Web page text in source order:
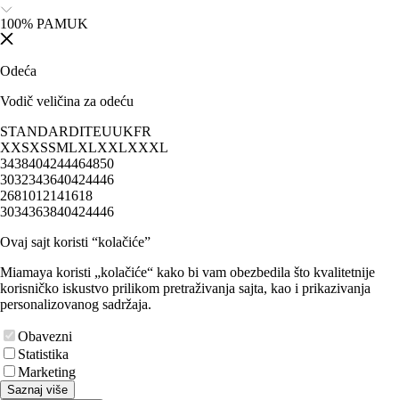
100% PAMUK
Odeća
Vodič veličina za odeću
STANDARDITEUUKFR
XXSXSSMLXLXXLXXXL
3438404244464850
3032343640424446
2681012141618
3034363840424446
Ovaj sajt koristi “kolačiće”
Miamaya koristi „kolačiće“ kako bi vam obezbedila što kvalitetnije
korisničko iskustvo prilikom pretraživanja sajta, kao i prikazivanja
personalizovanog sadržaja.
Obavezni
Statistika
Marketing
Saznaj više